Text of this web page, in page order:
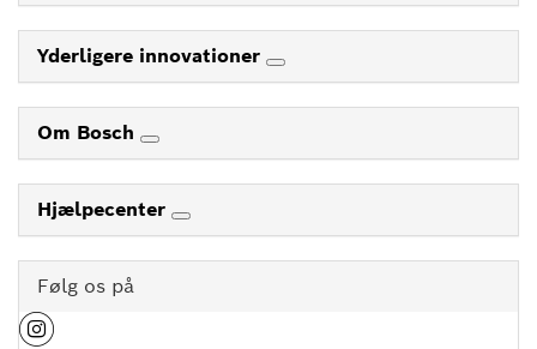
Yderligere innovationer
Om Bosch
Hjælpecenter
Følg os på